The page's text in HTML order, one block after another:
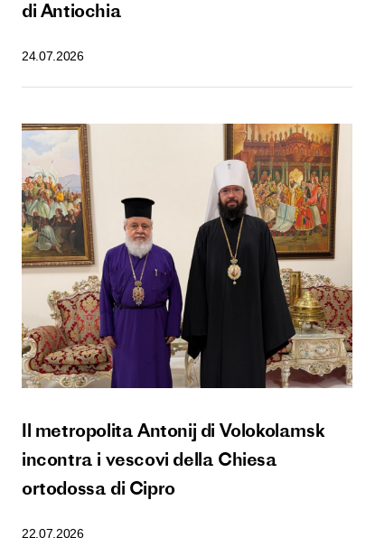
di Antiochia
24.07.2026
Il metropolita Antonij di Volokolamsk
incontra i vescovi della Chiesa
ortodossa di Cipro
22.07.2026